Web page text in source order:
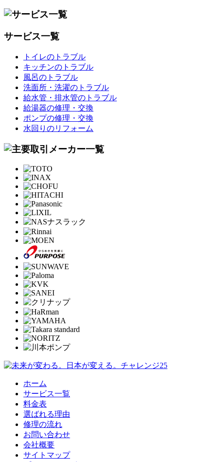
サービス一覧
トイレのトラブル
キッチンのトラブル
風呂のトラブル
洗面所・洗濯のトラブル
給水管・排水管のトラブル
給湯器の修理・交換
ポンプの修理・交換
水回りのリフォーム
ホーム
サービス一覧
料金表
選ばれる理由
修理の流れ
お問い合わせ
会社概要
サイトマップ